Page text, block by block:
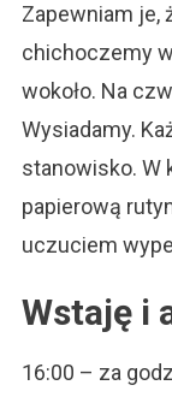
Zapewniam je,
chichoczemy
wokoło. Na
Wysiadamy.
stanowisko. W
papierową
uczuciem
Wstaję i
16:00 – za